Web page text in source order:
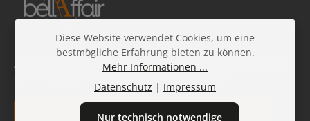
Abonniere den kostenlosen Beauty-Newsletter und sichere
dir 10 % Rabatt auf deine nächste Bestellung!
E-Mail-Adresse*
Diese Website verwendet Cookies, um eine
bestmögliche Erfahrung bieten zu können.
Mehr Informationen ...
Datenschutz | Impressum
Nur technisch notwendige